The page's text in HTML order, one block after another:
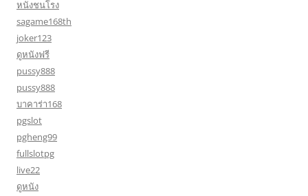
หนังชนโรง
sagame168th
joker123
ดูหนังฟรี
pussy888
pussy888
บาคาร่า168
pgslot
pgheng99
fullslotpg
live22
ดูหนัง